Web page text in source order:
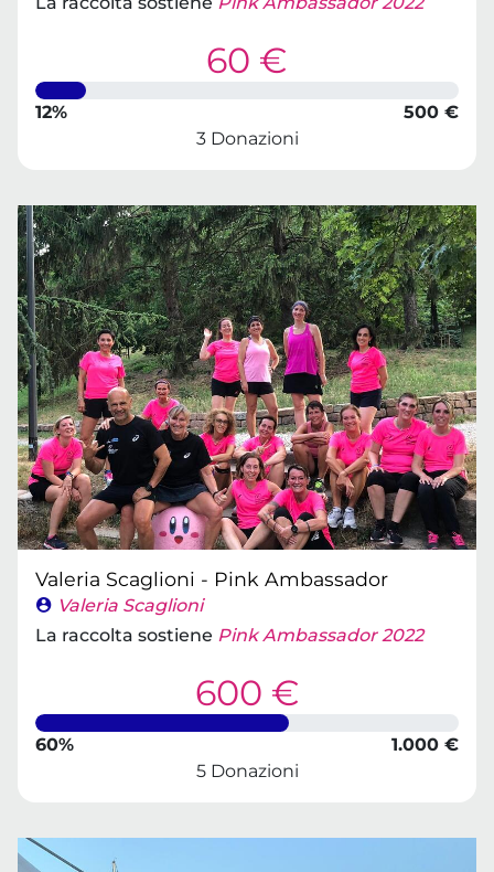
60 €
12%
500 €
3 Donazioni
Valeria Scaglioni - Pink Ambassador
Valeria Scaglioni
La raccolta sostiene Pink Ambassador 2022
600 €
60%
1.000 €
5 Donazioni